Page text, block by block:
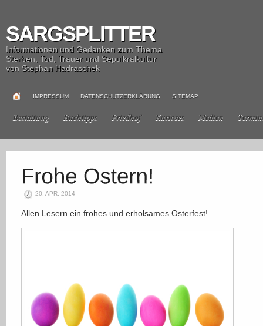
SARGSPLITTER
Informationen und Gedanken zum Thema
Sterben, Tod, Trauer und Sepulkralkultur
von Stephan Hadraschek
IMPRESSUM DATENSCHUTZERKLÄRUNG SITEMAP
Bestattung Buchtipps Friedhof Kurioses Medien
20. APR. 2014
Allen Lesern ein frohes und erholsames Osterfest!